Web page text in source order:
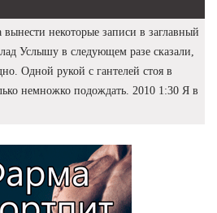
некоторые записи в заглавный
Услышу в следующем разе сказали,
Одной рукой с гантелей стоя в
немножко подождать. 2010 1:30 Я в